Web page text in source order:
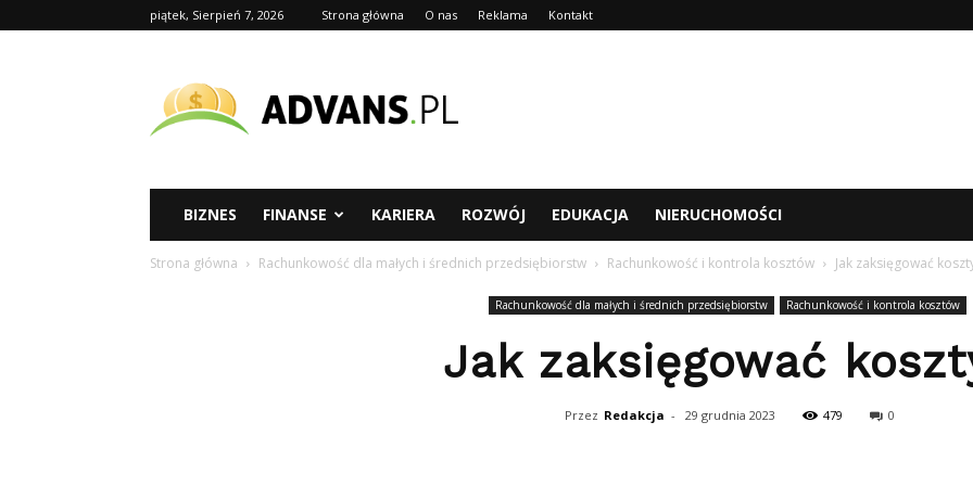
piątek, Sierpień 7, 2026 Strona główna O nas Reklama Kontakt
BIZNES FINANSE KARIERA ROZWÓJ EDUKACJA NIERUCHOMOŚCI
Strona główna Rachunkowość dla małych i średnich przedsiębiorstw Rachunkowość i kontrola kosztów Jak zaksięgować
Rachunkowość dla małych i średnich przedsiębiorstw Rachunkowość i kontrola kosztów
Jak zaksięgować
Przez Redakcja - 29 grudnia 2023 479 0